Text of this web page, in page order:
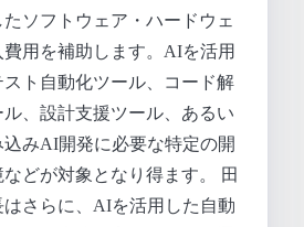
たソフトウェア・ハードウェ
費用を補助します。AIを活用
スト自動化ツール、コード解
ル、設計支援ツール、あるい
込みAI開発に必要な特定の開
どが対象となり得ます。 田
はさらに、AIを活用した自動